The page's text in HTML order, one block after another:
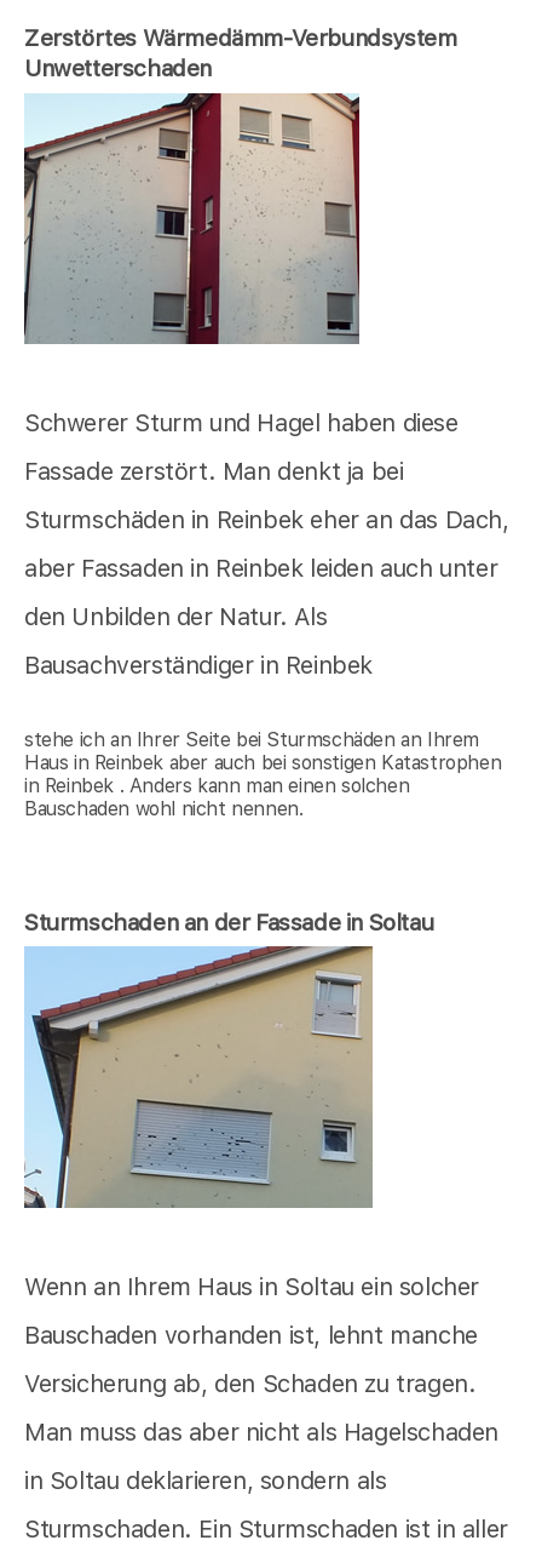
Zerstörtes Wärmedämm-Verbundsystem
Unwetterschaden
Schwerer Sturm und Hagel haben diese
Fassade zerstört. Man denkt ja bei
Sturmschäden in Reinbek eher an das Dach,
aber Fassaden in Reinbek leiden auch unter
den Unbilden der Natur. Als
Bausachverständiger in Reinbek
stehe ich an Ihrer Seite bei Sturmschäden an Ihrem
Haus in Reinbek aber auch bei sonstigen Katastrophen
in Reinbek . Anders kann man einen solchen
Bauschaden wohl nicht nennen.
Sturmschaden an der Fassade in Soltau
Wenn an Ihrem Haus in Soltau ein solcher
Bauschaden vorhanden ist, lehnt manche
Versicherung ab, den Schaden zu tragen.
Man muss das aber nicht als Hagelschaden
in Soltau deklarieren, sondern als
Sturmschaden. Ein Sturmschaden ist in aller